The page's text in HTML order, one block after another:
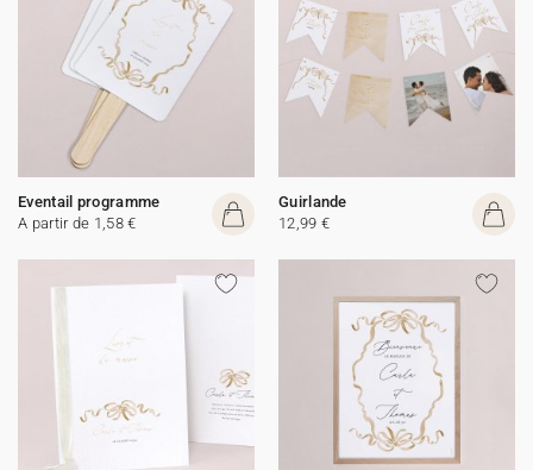
Eventail programme
A partir de 1,58 €
Guirlande
12,99 €